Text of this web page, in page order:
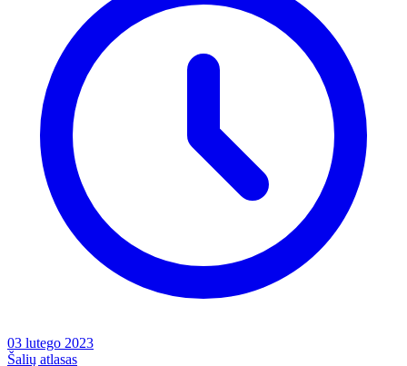
03 lutego 2023
Šalių atlasas